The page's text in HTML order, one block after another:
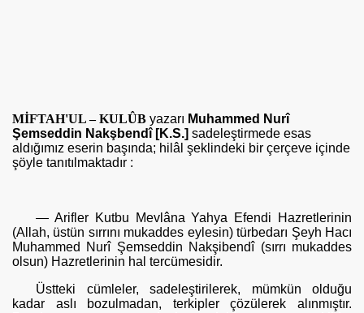
MİFTAH'UL – KULÛB yazarı Muhammed Nurî
Şemseddin Nakşbendî [K.S.] sadeleştirmede esas
aldığımız eserin başında; hilâl şeklindeki bir çerçeve içinde
şöyle tanıtılmaktadır :
— Arifler Kutbu Mevlâna Yahya Efendi Hazretlerinin
(Allah, üstün sırrını mukaddes eylesin) türbedarı Şeyh Hacı
Muhammed Nurî Şemseddin Nakşibendî (sırrı mukaddes
olsun) Hazretlerinin hal tercümesidir.
Üstteki cümleler, sadeleştirilerek, mümkün olduğu
kadar aslı bozul­madan, terkipler çözülerek alınmıştır.